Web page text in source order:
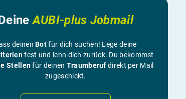
AUBI-plus Jobmail
deinenBotfür dich suchen! Lege deine
fest und lehn dich zurück. Du bekommst
Stellenfür deinen Traumberuf direkt per Mail
zugeschickt.